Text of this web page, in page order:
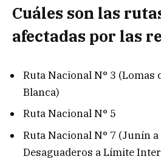
Cuáles son las
afectadas por las
Ruta Nacional N° 3 (Lomas
Blanca)
Ruta Nacional N° 5
Ruta Nacional N° 7 (Junín
Desaguaderos a Límite